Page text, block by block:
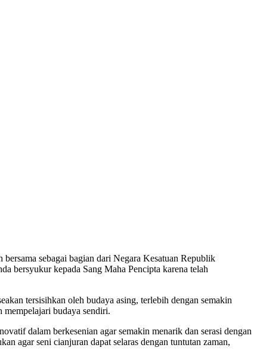
sebagai bagian dari Negara Kesatuan Republik
bersyukur kepada Sang Maha Pencipta karena telah
tersisihkan oleh budaya asing, terlebih dengan semakin
budaya sendiri.
dalam berkesenian agar semakin menarik dan serasi dengan
agar seni cianjuran dapat selaras dengan tuntutan zaman,